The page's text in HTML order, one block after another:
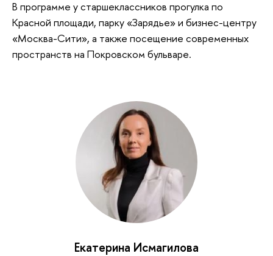
В программе у старшеклассников прогулка по
Красной площади, парку «Зарядье» и бизнес-центру
«Москва-Сити», а также посещение современных
пространств на Покровском бульваре.
Екатерина Исмагилова